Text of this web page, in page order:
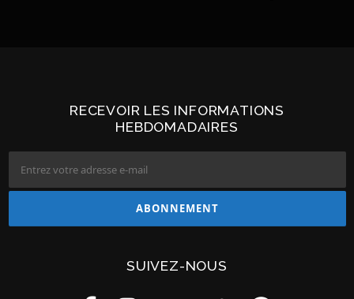
RECEVOIR LES INFORMATIONS
HEBDOMADAIRES
SUIVEZ-NOUS